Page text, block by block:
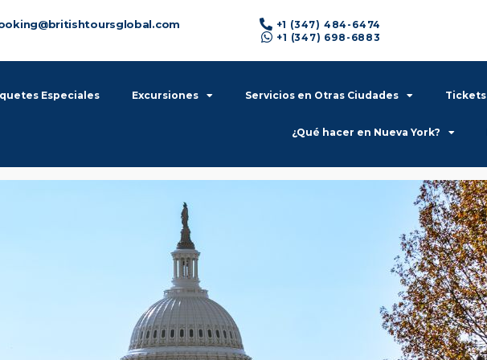
+1 (347) 484-6474
+1 (347) 698-6883
Especiales Excursiones Servicios en Otras Ciudades Tickets
¿Qué hacer en Nueva York?